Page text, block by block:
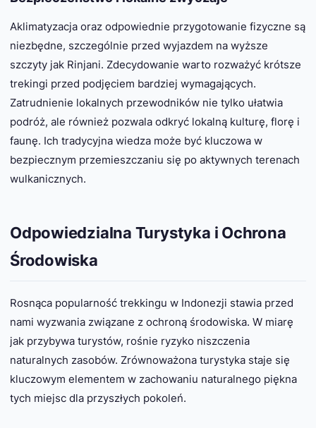
Aklimatyzacja oraz odpowiednie przygotowanie fizyczne są
niezbędne, szczególnie przed wyjazdem na wyższe
szczyty jak Rinjani. Zdecydowanie warto rozważyć krótsze
trekingi przed podjęciem bardziej wymagających.
Zatrudnienie lokalnych przewodników nie tylko ułatwia
podróż, ale również pozwala odkryć lokalną kulturę, florę i
faunę. Ich tradycyjna wiedza może być kluczowa w
bezpiecznym przemieszczaniu się po aktywnych terenach
wulkanicznych.
Odpowiedzialna Turystyka i Ochrona
Środowiska
Rosnąca popularność trekkingu w Indonezji stawia przed
nami wyzwania związane z ochroną środowiska. W miarę
jak przybywa turystów, rośnie ryzyko niszczenia
naturalnych zasobów. Zrównoważona turystyka staje się
kluczowym elementem w zachowaniu naturalnego piękna
tych miejsc dla przyszłych pokoleń.